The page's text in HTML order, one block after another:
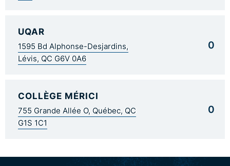
UQAR
1595 Bd Alphonse-Desjardins,
Lévis, QC G6V 0A6
0
COLLÈGE MÉRICI
755 Grande Allée O, Québec, QC
G1S 1C1
0